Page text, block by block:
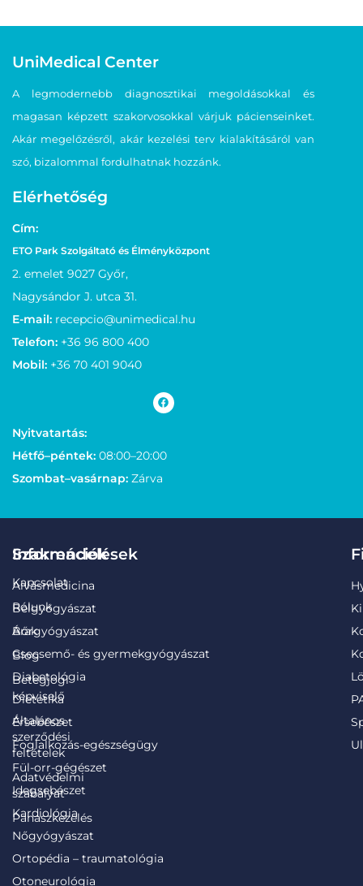
UniMedical Center
A legmodernebb diagnosztikai megoldásokkal és
magasan képzett szakorvosokkal várjuk pácienseinket.
Akár megelőzésről, akár kezelési terv kialakításáról van
szó, bizalommal fordulhatnak hozzánk.
Elérhetőség
Cím:
ETO Park Szolgáltató és Élményközpont
2. emelet 9027 Győr,
Nagysándor J. utca 31.
E-mail: recepcio@unimedical.hu
Telefon: +36 96 800 400
Mobil: +36 70 401 9040
Nyitvatartás:
Hétfő–péntek: 08:00–20:00
Szombat–vasárnap: Zárva
Információk
Kapcsolat
Rólunk
Árak
Blog
Betegjogi
képviselő
Általános
szerződési
feltételek
Adatvédelmi
szabályat
Panaszkezelés
Szakrendelések
Alvásmedicina
Belgyógyászat
Bőrgyógyászat
Csecsemő- és gyermekgyógyászat
Diabetológia
Dietetika
Érsebészet
Foglalkozás-egészségügy
Fül-orr-gégészet
Idegsebészet
Kardiológia
Nőgyógyászat
Ortopédia – traumatológia
Otoneurológia